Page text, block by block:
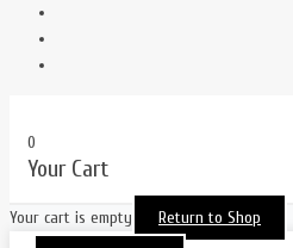
0
Your Cart
Your cart is empty Return to Shop